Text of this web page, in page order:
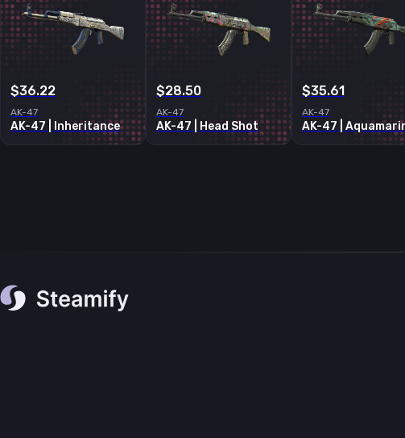
0.173936 FT
$36.22
AK-47
AK-47 | Inheritance
$28.50
AK-47
AK-47 | Head Shot
$35.61
AK-47